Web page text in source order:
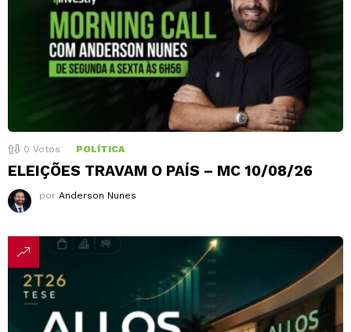
0 Votos POLÍTICA
ELEIÇÕES TRAVAM O PAÍS – MC 10/08/26
por Anderson Nunes